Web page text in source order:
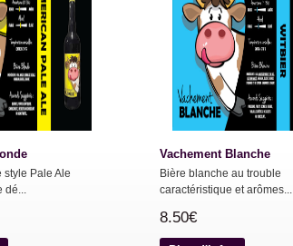
style Pale Ale
dé...
Vachement Blanche
Bière blanche au trouble
caractéristique et arômes...
8.50€